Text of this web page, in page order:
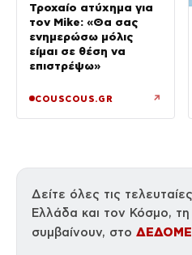
Τροχαίο ατύχημα για
τον Mike: «Θα σας
ενημερώσω μόλις
είμαι σε θέση να
επιστρέψω»
COUSCOUS.GR ↗
Δείτε όλες τις τελευταίες
Ελλάδα και τον Κόσμο, τη
συμβαίνουν, στο